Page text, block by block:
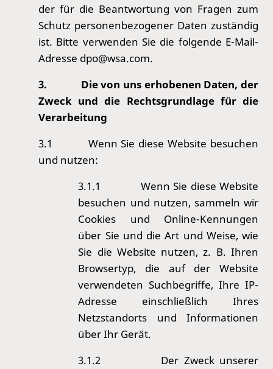
der für die Beantwortung von Fragen zum
Schutz personenbezogener Daten zuständig
ist. Bitte verwenden Sie die folgende E-Mail-
Adresse dpo@wsa.com.
3.
Die von uns erhobenen Daten, der
Zweck und die Rechtsgrundlage für die
Verarbeitung
3.1 Wenn Sie diese Website besuchen
und nutzen:
3.1.1 Wenn Sie diese Website
besuchen und nutzen, sammeln wir
Cookies und Online-Kennungen
über Sie und die Art und Weise, wie
Sie die Website nutzen, z. B. Ihren
Browsertyp, die auf der Website
verwendeten Suchbegriffe, Ihre IP-
Adresse einschließlich Ihres
Netzstandorts und Informationen
über Ihr Gerät.
3.1.2 Der Zweck unserer